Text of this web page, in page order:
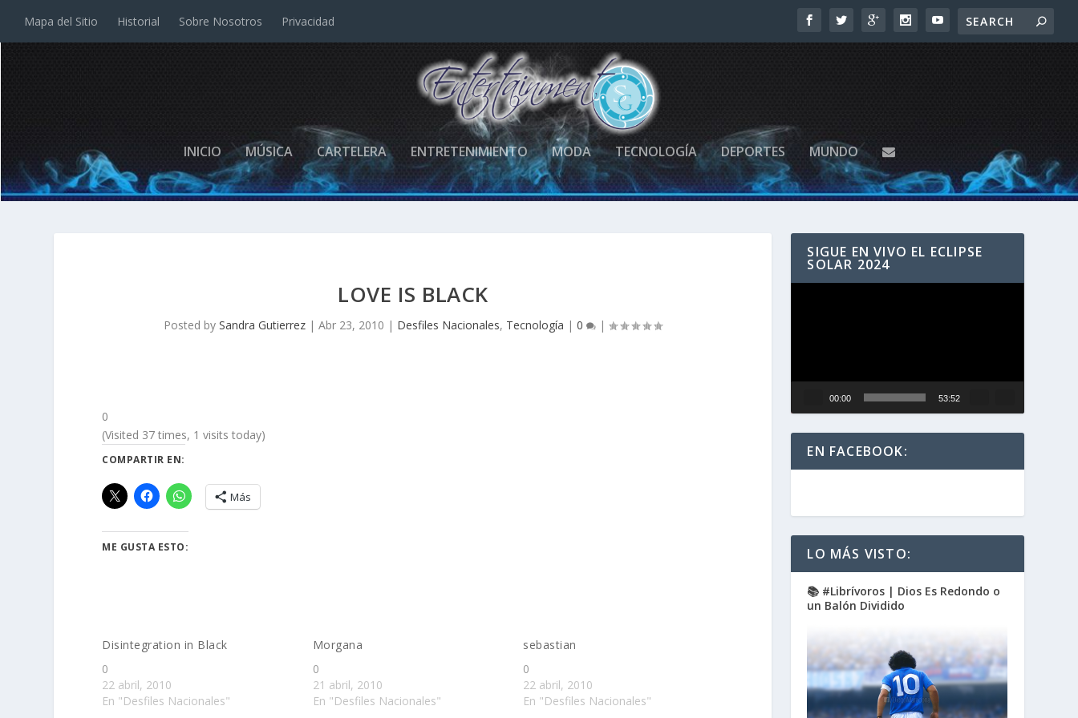
Mapa del Sitio Historial Sobre Nosotros Privacidad
INICIO MÚSICA CARTELERA ENTRETENIMIENTO MODA TECNOLOGÍA DEPORTES MUNDO
LOVE IS BLACK
Posted bySandra Gutierrez |Abr 23, 2010 | Desfiles Nacionales, Tecnología |0 |
0
(Visited 37 times, 1 visits today)
COMPARTIR EN:
Más
ME GUSTA ESTO:
Disintegration in Black
0
22 abril, 2010
En "Desfiles Nacionales"
Morgana
0
21 abril, 2010
En "Desfiles Nacionales"
sebastian
0
22 abril, 2010
En "Desfiles Nacionales"
SIGUE EN VIVO EL ECLIPSE
SOLAR 2024
00:00 53:52
EN FACEBOOK:
LO MÁS VISTO:
📚 #Librívoros | Dios Es Redondo o
un Balón Dividido